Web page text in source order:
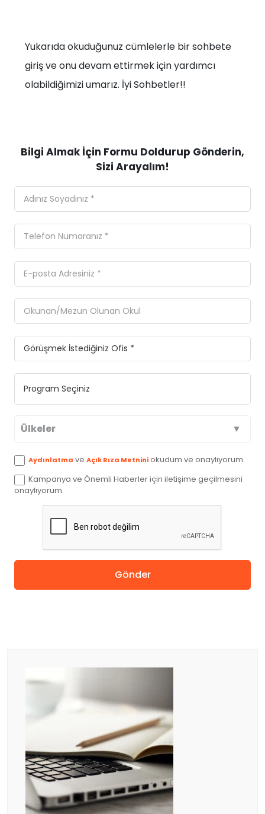
Yukarıda okuduğunuz cümlelerle bir sohbete
giriş ve onu devam ettirmek için yardımcı
olabildiğimizi umarız. İyi Sohbetler!!
Bilgi Almak İçin Formu Doldurup Gönderin,
Sizi Arayalım!
Ülkeler
Avustralya
Kanada
İngiltere
Amerika
Macaristan
İspanya
Finlandiya
Çekya
Aydınlatma ve Açık Rıza Metniniokudum ve onaylıyorum.
Kampanya ve Önemli Haberler için iletişime geçilmesini
onaylıyorum.
Gönder